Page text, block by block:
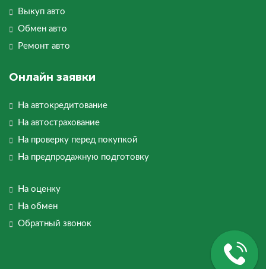
Выкуп авто
Обмен авто
Ремонт авто
Онлайн заявки
На автокредитование
На автострахование
На проверку перед покупкой
На предпродажную подготовку
На оценку
На обмен
Обратный звонок